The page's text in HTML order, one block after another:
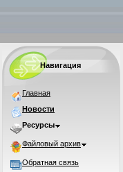
Навигация
Главная
Новости
Ресурсы
Файловый архив
Обратная связь